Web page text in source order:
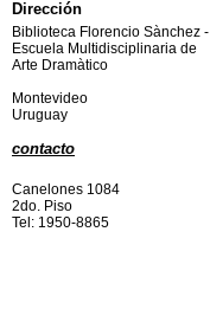
Dirección
Biblioteca Florencio Sànchez -
Escuela Multidisciplinaria de
Arte Dramàtico
Montevideo
Uruguay
contacto
Canelones 1084
2do. Piso
Tel: 1950-8865